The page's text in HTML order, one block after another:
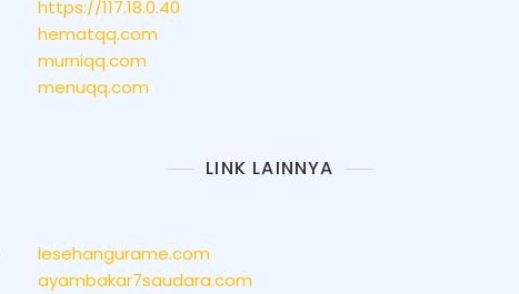
https://117.18.0.40
hematqq.com
murniqq.com
menuqq.com
LINK LAINNYA
lesehangurame.com
ayambakar7saudara.com